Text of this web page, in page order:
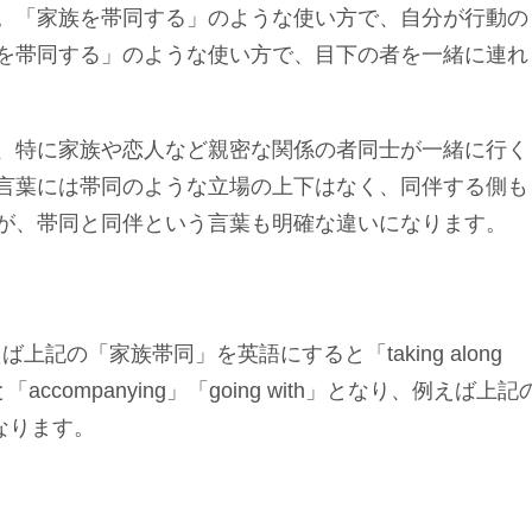
「家族を帯同する」のような使い方で、自分が行動の
帯同する」のような使い方で、目下の者を一緒に連れ
に家族や恋人など親密な関係の者同士が一緒に行く
には帯同のような立場の上下はなく、同伴する側も
帯同と同伴という言葉も明確な違いになります。
上記の「家族帯同」を英語にすると「taking along
accompanying」「going with」となり、例えば上記
ます。